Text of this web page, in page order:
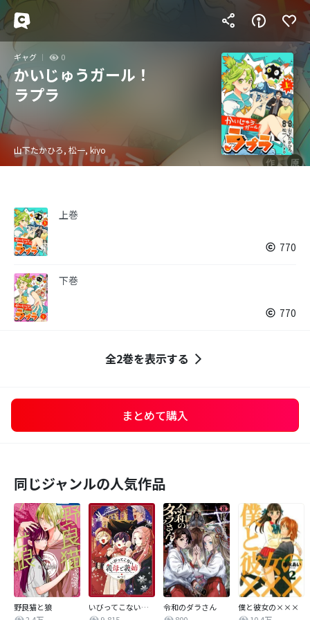
ギャグ 0
かいじゅうガール！
ラプラ
山下たかひろ, 松一, kiyo
上巻
770
下巻
770
全2巻を表示する
まとめて購入
同じジャンルの人気作品
野良猫と狼
いびってこない義母と義姉
令和のダラさん
僕と彼女の×××